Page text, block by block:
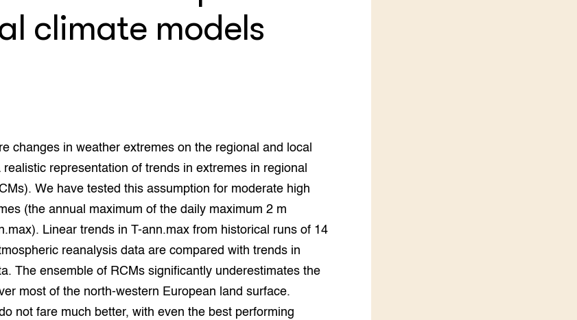
landbouw
projecten
Search the Knowledge base
climate models
changes in weather extremes on the regional and local
representation of trends in extremes in regional
We have tested this assumption for moderate high
(the annual maximum of the daily maximum 2 m
Linear trends in T-ann.max from historical runs of 14
reanalysis data are compared with trends in
The ensemble of RCMs significantly underestimates the
most of the north-western European land surface.
not fare much better, with even the best performing